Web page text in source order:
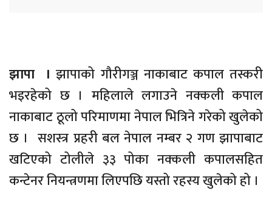
झापा ।झापाको गौरीगञ्ज नाकाबाट कपाल तस्करी
भइरहेको छ । महिलाले लगाउने नक्कली कपाल
नाकाबाट ठूलो परिमाणमा नेपाल भित्रिने गरेको खुलेको
छ । सशस्त्र प्रहरी बल नेपाल नम्बर २ गण झापाबाट
खटिएको टोलीले ३३ पोका नक्कली कपालसहित
कन्टेनर नियन्त्रणमा लिएपछि यस्तो रहस्य खुलेको हो ।